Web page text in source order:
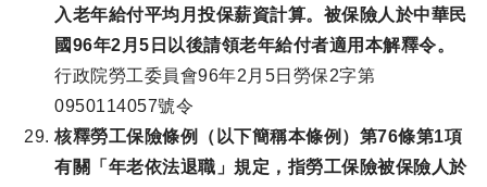
入老年給付平均月投保薪資計算。被保險人於中華民
國96年2月5日以後請領老年給付者適用本解釋令。
行政院勞工委員會96年2月5日勞保2字第
0950114057號令
核釋勞工保險條例（以下簡稱本條例）第76條第1項
有關「年老依法退職」規定，指勞工保險被保險人於